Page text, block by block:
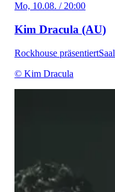
Mo, 10.08. / 20:00
Kim Dracula (AU)
Rockhouse präsentiertSaal
© Kim Dracula